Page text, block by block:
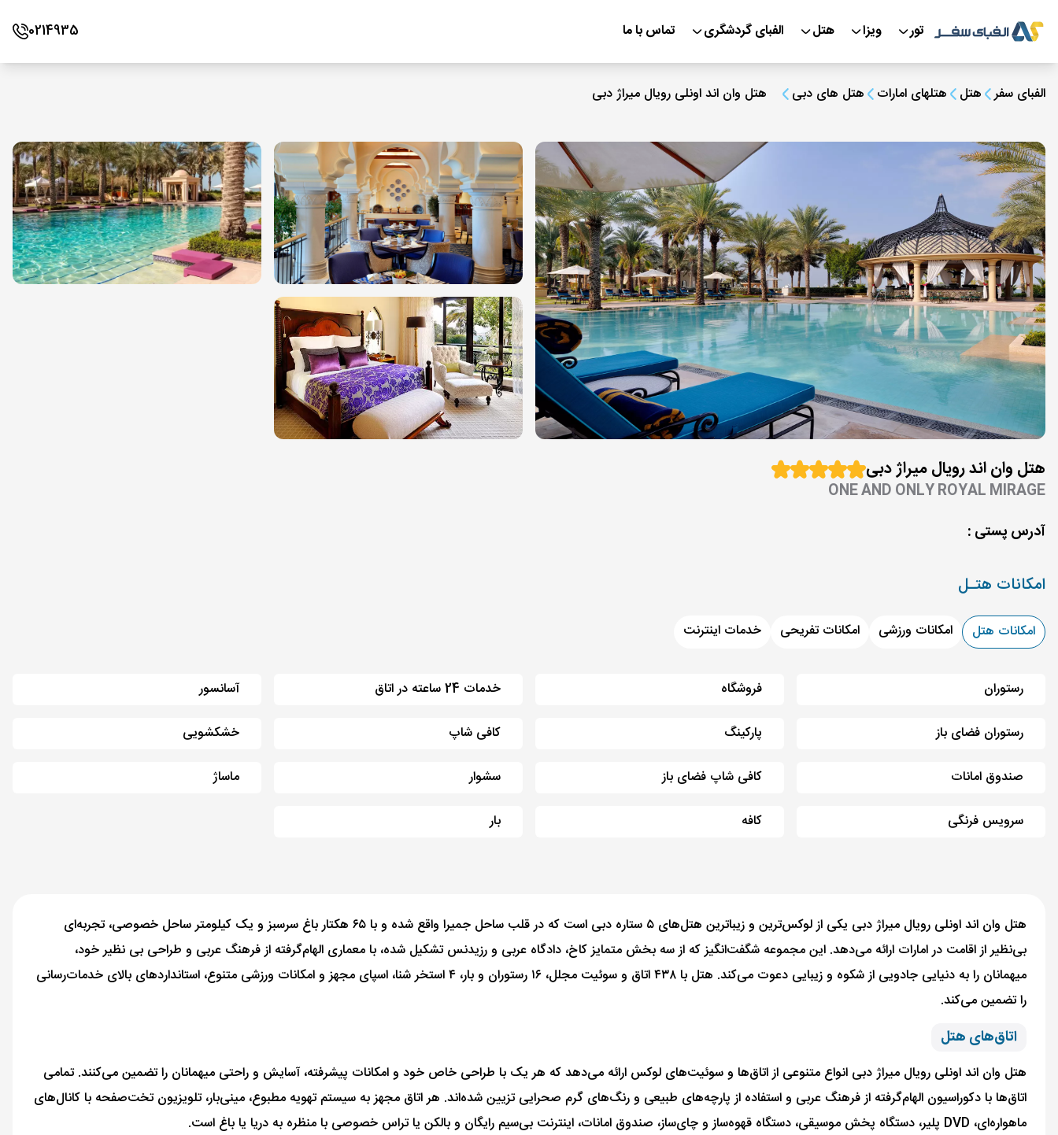
تور ویزا هتل الفبای گردشگری تماس با ما 0214935
الفبای سفر هتل هتلهای امارات هتل های دبی هتل وان اند اونلی رویال میراژ دبی
هتل وان اند رویال میراژ دبی
ONE AND ONLY ROYAL MIRAGE
آدرس پستی :
امکانات هتـل
امکانات هتل امکانات ورزشی امکانات تفریحی خدمات اینترنت
رستوران فروشگاه خدمات 24 ساعته در اتاق آسانسور
رستوران فضای باز پارکینگ کافی شاپ خشکشویی
صندوق امانات کافی شاپ فضای باز سشوار ماساژ
سرویس فرنگی کافه بار
هتل وان اند اونلی رویال میراژ دبی یکی از لوکس‌ترین و زیباترین هتل‌های ۵ ستاره دبی است که در قلب ساحل جمیرا واقع شده و با ۶۵ هکتار باغ سرسبز و یک کیلومتر ساحل خصوصی، تجربه‌ای
بی‌نظیر از اقامت در امارات ارائه می‌دهد. این مجموعه شگفت‌انگیز که از سه بخش متمایز کاخ، دادگاه عربی و رزیدنس تشکیل شده، با معماری الهام‌گرفته از فرهنگ عربی و طراحی بی نظیر خود،
میهمانان را به دنیایی جادویی از شکوه و زیبایی دعوت می‌کند. هتل با ۴۳۸ اتاق و سوئیت مجلل، ۱۶ رستوران و بار، ۴ استخر شنا، اسپای مجهز و امکانات ورزشی متنوع، استانداردهای بالای خدمات‌رسانی
را تضمین می‌کند.
اتاق‌های هتل
هتل وان اند اونلی رویال میراژ دبی انواع متنوعی از اتاق‌ها و سوئیت‌های لوکس ارائه می‌دهد که هر یک با طراحی خاص خود و امکانات پیشرفته، آسایش و راحتی میهمانان را تضمین می‌کنند. تمامی
اتاق‌ها با دکوراسیون الهام‌گرفته از فرهنگ عربی و استفاده از پارچه‌های طبیعی و رنگ‌های گرم صحرایی تزیین شده‌اند. هر اتاق مجهز به سیستم تهویه مطبوع، مینی‌بار، تلویزیون تخت‌صفحه با کانال‌های
ماهواره‌ای، DVD پلیر، دستگاه پخش موسیقی، دستگاه قهوه‌ساز و چای‌ساز، صندوق امانات، اینترنت بی‌سیم رایگان و بالکن یا تراس خصوصی با منظره به دریا یا باغ است.